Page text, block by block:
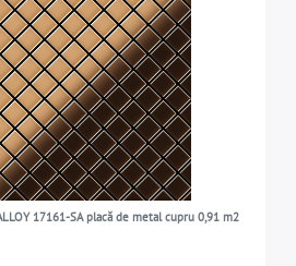
17161-SA placă de metal cupru 0,91 m2